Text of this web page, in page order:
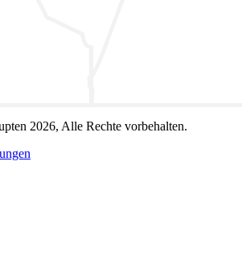
2026, Alle Rechte vorbehalten.